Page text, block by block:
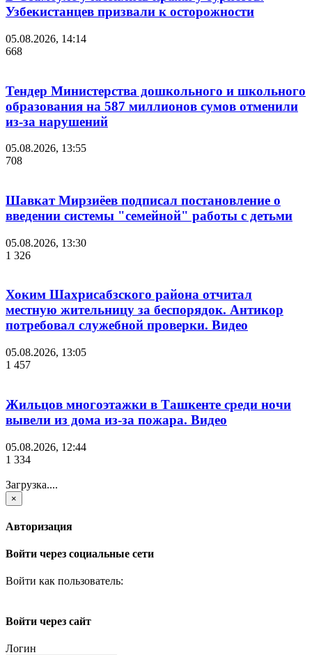
Узбекистанцев призвали к осторожности
05.08.2026, 14:14
668
Тендер Министерства дошкольного и школьного
образования на 587 миллионов сумов отменили
из-за нарушений
05.08.2026, 13:55
708
Шавкат Мирзиёев подписал постановление о
введении системы "семейной" работы с детьми
05.08.2026, 13:30
1 326
Хоким Шахрисабзского района отчитал
местную жительницу за беспорядок. Антикор
потребовал служебной проверки. Видео
05.08.2026, 13:05
1 457
Жильцов многоэтажки в Ташкенте среди ночи
вывели из дома из-за пожара. Видео
05.08.2026, 12:44
1 334
Загрузка....
×
Авторизация
Войти через социальные сети
Войти как пользователь:
Войти через сайт
Логин